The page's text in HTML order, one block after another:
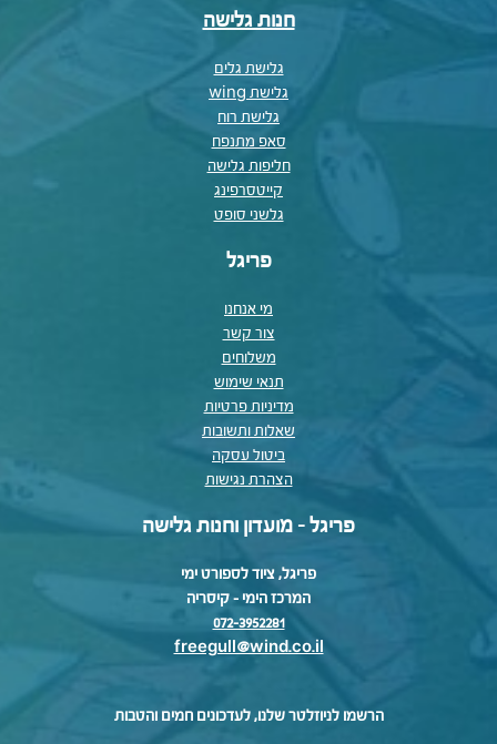
חנות גלישה
גלישת גלים
גלישת wing
גלישת רוח
סאפ מתנפח
חליפות גלישה
קייטסרפינג
גלשני סופט
פריגל
מי אנחנו
צור קשר
משלוחים
תנאי שימוש
מדיניות פרטיות
שאלות ותשובות
ביטול עסקה
הצהרת נגישות
פריגל - מועדון וחנות גלישה
פריגל, ציוד לספורט ימי
המרכז הימי – קיסריה
072-3952281
freegull@wind.co.il
הרשמו לניוזלטר שלנו, לעדכונים חמים והטבות